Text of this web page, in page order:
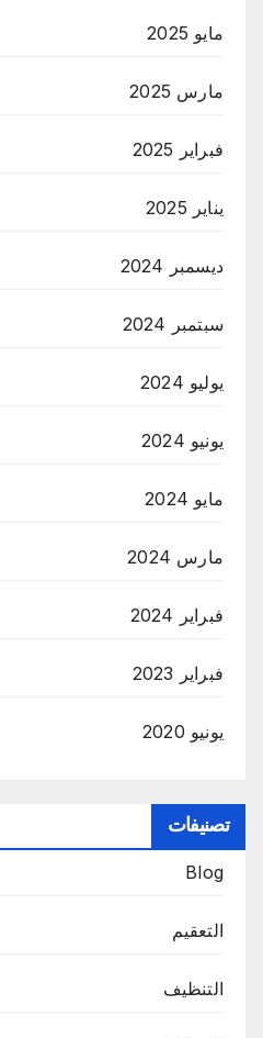
مايو 2025
مارس 2025
فبراير 2025
يناير 2025
ديسمبر 2024
سبتمبر 2024
يوليو 2024
يونيو 2024
مايو 2024
مارس 2024
فبراير 2024
فبراير 2023
يونيو 2020
تصنيفات
Blog
التعقيم
التنظيف